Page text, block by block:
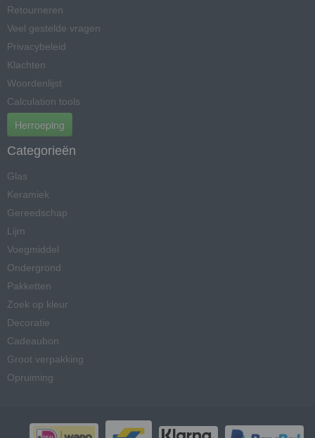
Retourneren
Veel gestelde vragen
Privacybeleid
Klachten
Woordenlijst
Calculation tools
Herroeping
Categorieën
Glas
Keramiek
Gereedschap
Lijm
Voegmiddel
Ondergrond
Pakketten
Zoek op kleur
Decoratie
Cadeaubon
Groot verpakking
Opruiming